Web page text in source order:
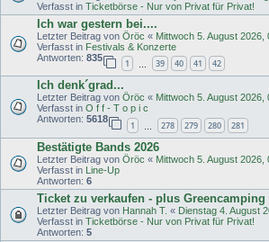
Verfasst in Ticketbörse - Nur von Privat für Privat!
Ich war gestern bei....
Letzter Beitrag von Öröc « Mittwoch 5. August 2026,
Verfasst in Festivals & Konzerte
Antworten: 835
1 39 40 41 42
Ich denk´grad...
Letzter Beitrag von Öröc « Mittwoch 5. August 2026,
Verfasst in O f f - T o p i c
Antworten: 5618
1 278 279 280 281
Bestätigte Bands 2026
Letzter Beitrag von Öröc « Mittwoch 5. August 2026,
Verfasst in Line-Up
Antworten: 6
Ticket zu verkaufen - plus Greencamping
Letzter Beitrag von Hannah T. « Dienstag 4. August
Verfasst in Ticketbörse - Nur von Privat für Privat!
Antworten: 5